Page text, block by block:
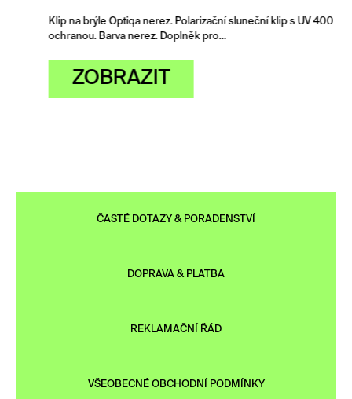
Klip na brýle Optiqa nerez. Polarizační sluneční klip s UV 400
ochranou. Barva nerez. Doplněk pro…
ZOBRAZIT
ČASTÉ DOTAZY & PORADENSTVÍ
DOPRAVA & PLATBA
REKLAMAČNÍ ŘÁD
VŠEOBECNÉ OBCHODNÍ PODMÍNKY